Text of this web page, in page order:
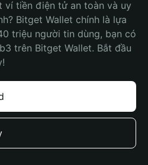
ví tiền điện tử an toàn và uy
Bitget Wallet chính là lựa
triệu người tin dùng, bạn có
trên Bitget Wallet. Bắt đầu